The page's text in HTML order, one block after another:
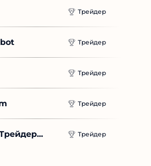
Трейдер
Трейдер
Трейдер
Трейдер